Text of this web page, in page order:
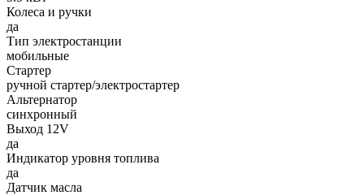
Колеса и ручки
да
Тип электростанции
мобильные
Стартер
ручной стартер/электростартер
Альтернатор
синхронный
Выход 12V
да
Индикатор уровня топлива
да
Датчик масла